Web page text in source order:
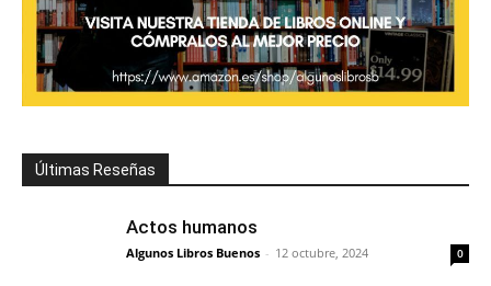
Últimas Reseñas
Actos humanos
Algunos Libros Buenos - 12 octubre, 2024 0